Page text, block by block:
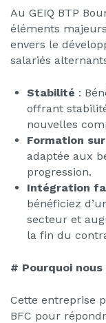
Au GEIQ BTP
éléments
envers le
salariés
Stabilité :
offrant
nouvelles
Formation
adaptée aux
progression.
Intégration
bénéficiez
secteur et
la fin du
# Pourquoi
Cette entreprise
BFC pour